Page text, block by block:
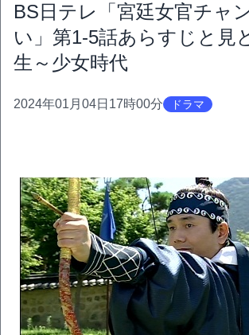
BS日テレ「宮廷女官チャ
い」第1-5話あらすじと見
生～少女時代
2024年01月04日17時00分 ドラマ